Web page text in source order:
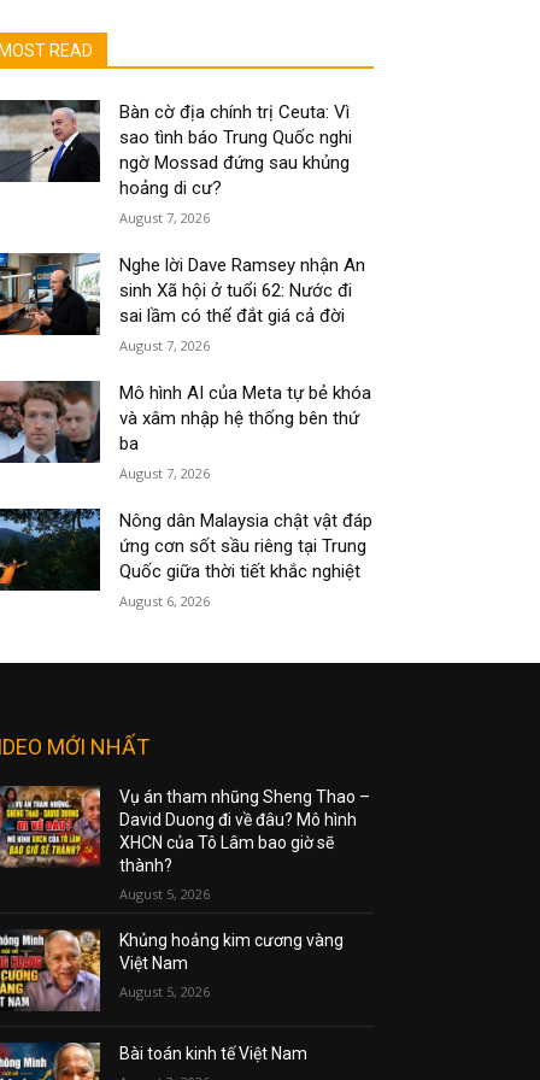
MOST READ
Bàn cờ địa chính trị Ceuta: Vì
sao tình báo Trung Quốc nghi
ngờ Mossad đứng sau khủng
hoảng di cư?
August 7, 2026
Nghe lời Dave Ramsey nhận An
sinh Xã hội ở tuổi 62: Nước đi
sai lầm có thể đắt giá cả đời
August 7, 2026
Mô hình AI của Meta tự bẻ khóa
và xâm nhập hệ thống bên thứ
ba
August 7, 2026
Nông dân Malaysia chật vật đáp
ứng cơn sốt sầu riêng tại Trung
Quốc giữa thời tiết khắc nghiệt
August 6, 2026
MỚI NHẤT
Vụ án tham nhũng Sheng Thao –
David Duong đi về đâu? Mô hình
XHCN của Tô Lâm bao giờ sẽ
thành?
August 5, 2026
Khủng hoảng kim cương vàng
Việt Nam
August 5, 2026
Bài toán kinh tế Việt Nam